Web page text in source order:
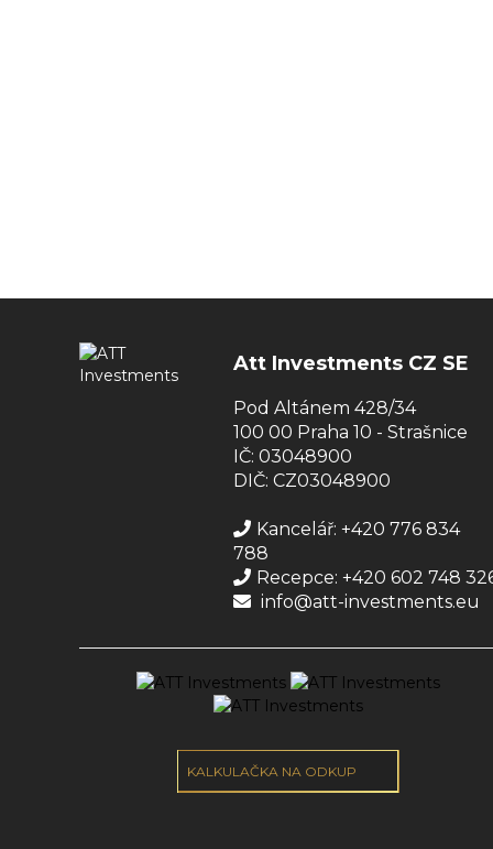
Att Investments CZ SE
Pod Altánem 428/34
100 00 Praha 10 - Strašnice
IČ: 03048900
DIČ: CZ03048900
Kancelář: +420 776 834
788
Recepce: +420 602 748
info@att-investments.eu
KALKULAČKA NA ODKUP